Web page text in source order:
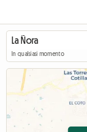
In qualsiasi momento